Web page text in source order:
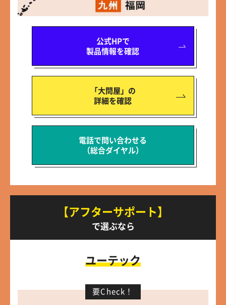
公式HPで
製品情報を確認
「大問屋」の
詳細を確認
電話で問い合わせる
（総合ダイヤル）
【アフターサポート】
で選ぶなら
ユーテック
要Check！